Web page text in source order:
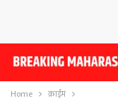
Home क्राईम